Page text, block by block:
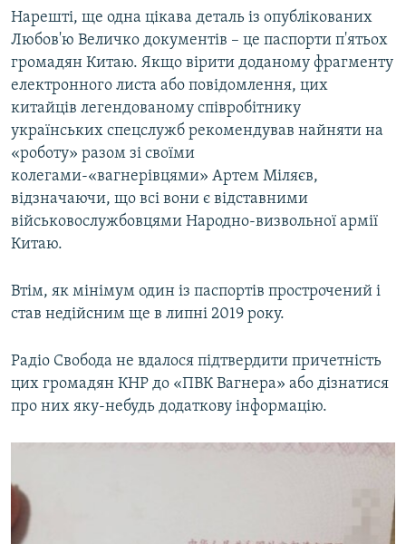
Нарешті, ще одна цікава деталь із опублікованих
Любов'ю Величко документів – це паспорти п'ятьох
громадян Китаю. Якщо вірити доданому фрагменту
електронного листа або повідомлення, цих
китайців легендованому співробітнику
українських спецслужб рекомендував найняти на
«роботу» разом зі своїми
колегами-«вагнерівцями» Артем Міляєв,
відзначаючи, що всі вони є відставними
військовослужбовцями Народно-визвольної армії
Китаю.
Втім, як мінімум один із паспортів прострочений і
став недійсним ще в липні 2019 року.
Радіо Свобода не вдалося підтвердити причетність
цих громадян КНР до «ПВК Вагнера» або дізнатися
про них яку-небудь додаткову інформацію.